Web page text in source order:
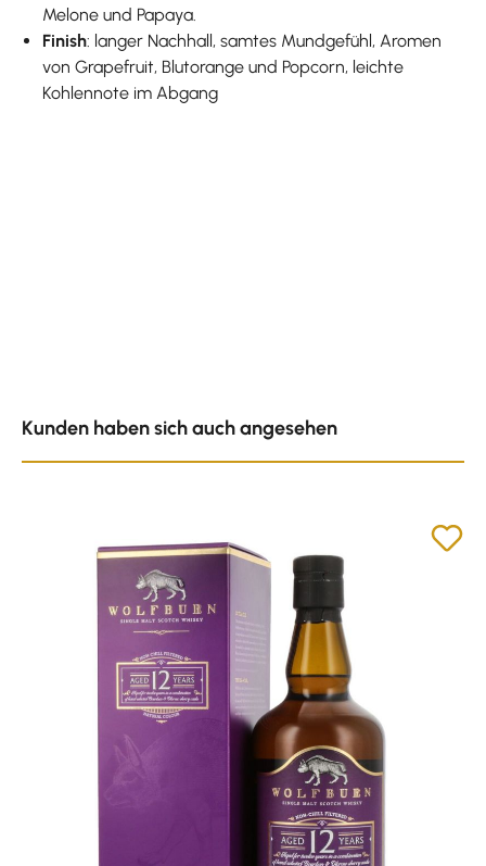
Melone und Papaya.
Finish: langer Nachhall, samtes Mundgefühl, Aromen
von Grapefruit, Blutorange und Popcorn, leichte
Kohlennote im Abgang
Kunden haben sich auch angesehen